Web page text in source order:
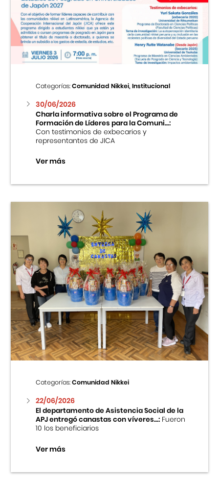
Categorías:Comunidad Nikkei, Institucional
30/06/2026
Charla informativa sobre el Programa de
Formación de Líderes para la Comuni...:
Con testimonios de exbecarios y
representantes de JICA
Ver más
Categorías:Comunidad Nikkei
22/06/2026
El departamento de Asistencia Social de la
APJ entregó canastas con víveres...:Fueron
10 los beneficiarios
Ver más